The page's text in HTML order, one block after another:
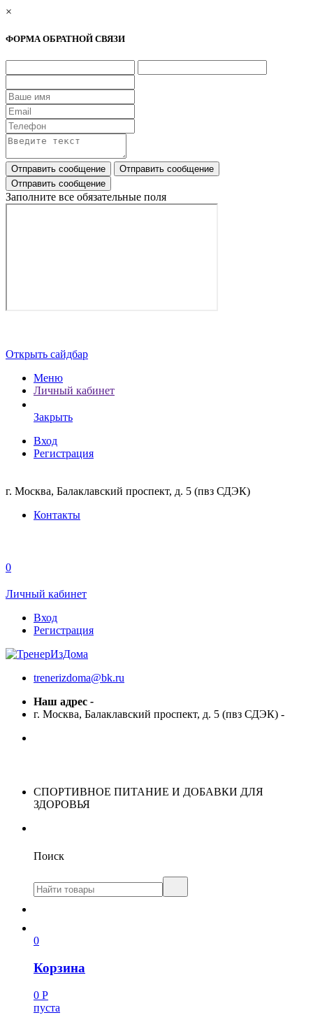
×
ФОРМА ОБРАТНОЙ СВЯЗИ
Заполните все обязательные поля
Открыть сайдбар
Меню
Личный кабинет
Закрыть
Вход
Регистрация
г. Москва, Балаклавский проспект, д. 5 (пвз СДЭК)
Контакты
0
Личный кабинет
Вход
Регистрация
trenerizdoma@bk.ru
Наш адрес -
г. Москва, Балаклавский проспект, д. 5 (пвз СДЭК) -
СПОРТИВНОЕ ПИТАНИЕ И ДОБАВКИ ДЛЯ
ЗДОРОВЬЯ
Поиск
0
Корзина
0 Р
пуста